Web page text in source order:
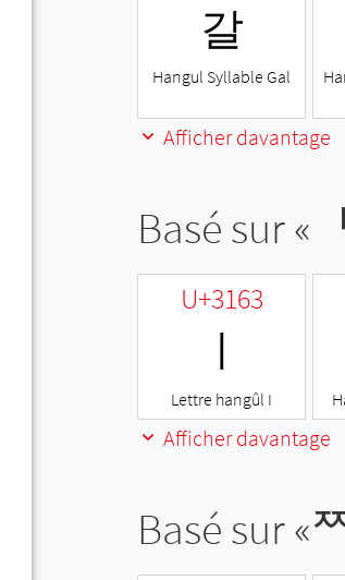
갈
Hangul Syllable Gal
Afficher davantage
Basé sur « ᅵ
U+3163
ㅣ
Lettre hangûl I
Afficher davantage
Basé sur «